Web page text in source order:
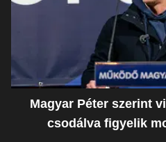
Magyar Péter szerint
csodálva figyelik